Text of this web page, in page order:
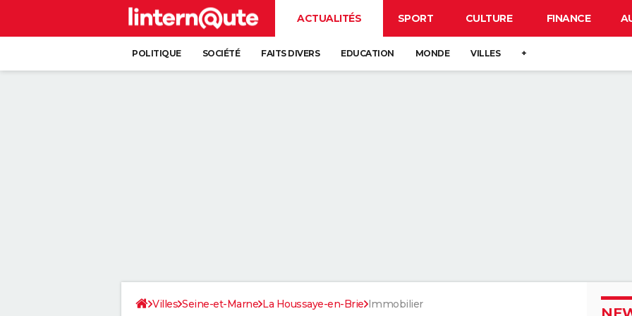
ACTUALITÉS SPORT CULTURE FINANCE
POLITIQUE SOCIÉTÉ FAITS DIVERS EDUCATION MONDE VILLES +
Villes Seine-et-Marne La Houssaye-en-Brie Immobilier